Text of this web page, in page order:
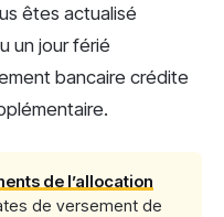
êtes actualisé
un jour férié
bancaire crédite
de l’allocation
de versement de